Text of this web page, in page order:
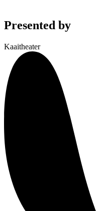
Presented by
Kaaitheater